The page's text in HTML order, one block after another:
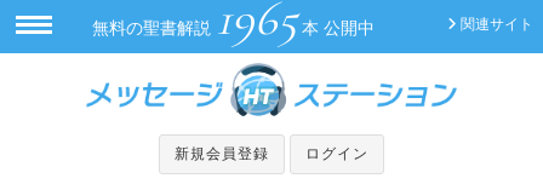
関連サイト
無料の聖書解説 1965 本 公開中
新規会員登録 ログイン